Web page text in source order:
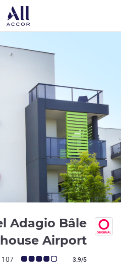
Adagio Bâle
Airport
ملاحظة أراء العملاء (رأي ALL)
3.9/5 107 أراء